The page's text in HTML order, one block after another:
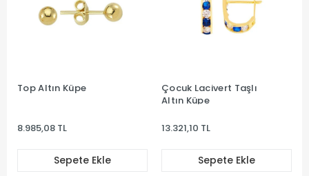
Top Altın Küpe
8.985,08 TL
Sepete Ekle
Çocuk Lacivert Taşlı
Altın Küpe
13.321,10 TL
Sepete Ekle